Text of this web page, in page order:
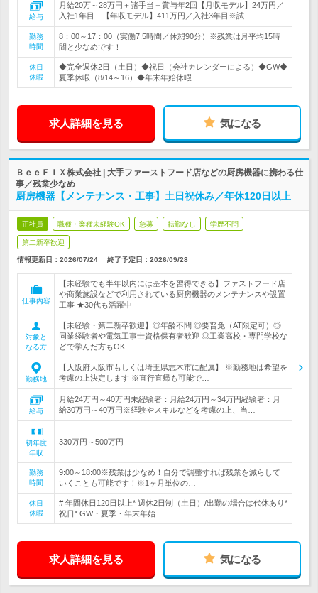
給与
月給20万～28万円＋諸手当＋賞与年2回【月収モデル】24万円／
入社1年目 【年収モデル】411万円／入社3年目※試…
勤務
時間
8：00～17：00（実働7.5時間／休憩90分）※残業は月平均15時
間と少なめです！
休日
休暇
◆完全週休2日（土日）◆祝日（会社カレンダーによる）◆GW◆
夏季休暇（8/14～16）◆年末年始休暇…
求人詳細を見る 気になる
ＢｅｅＦＩＸ株式会社 | 大手ファーストフード店などの厨房機器に携わる仕
事／残業少なめ
厨房機器【メンテナンス・工事】土日祝休み／年休120日以上
正社員 職種・業種未経験OK 急募 転勤なし 学歴不問
第二新卒歓迎
情報更新日：2026/07/24 終了予定日： 2026/09/28
仕事内容
【未経験でも半年以内には基本を習得できる】ファストフード店
や商業施設などで利用されている厨房機器のメンテナンスや設置
工事 ★30代も活躍中
対象と
なる方
【未経験・第二新卒歓迎】◎年齢不問 ◎要普免（AT限定可）◎
同業経験者や電気工事士資格保有者歓迎 ◎工業高校・専門学校な
どで学んだ方もOK
勤務地
【大阪府大阪市もしくは埼玉県志木市に配属】 ※勤務地は希望を
考慮の上決定します ※直行直帰も可能で…
給与
月給24万円～40万円未経験者：月給24万円～34万円経験者：月
給30万円～40万円※経験やスキルなどを考慮の上、当…
初年度
年収
330万円～500万円
勤務
時間
9:00～18:00※残業は少なめ！自分で調整すれば残業を減らして
いくことも可能です！※1ヶ月単位の…
休日
休暇
# 年間休日120日以上* 週休2日制（土日）/出勤の場合は代休あり*
祝日* GW・夏季・年末年始…
求人詳細を見る 気になる